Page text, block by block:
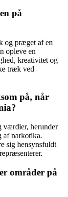
på
og præget af en
opleve en
kreativitet og
træk ved
på, når
værdier, herunder
af narkotika.
sig hensynsfuldt
områder på